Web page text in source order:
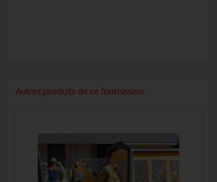
Autres produits de ce fournisseur